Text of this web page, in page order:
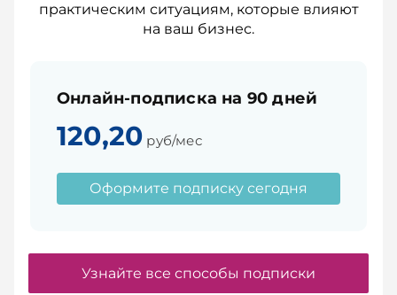
практическим ситуациям, которые влияют
на ваш бизнес.
Онлайн-подписка на 90 дней
120,20 руб/мес
Оформите подписку сегодня
Узнайте все способы подписки